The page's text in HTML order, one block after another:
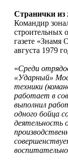
Странички
Командир
строительных
газете «Знамя
августа 1979
«Среди
«Ударный»
техники
работает в
выполнил
одного бойца
деятельность